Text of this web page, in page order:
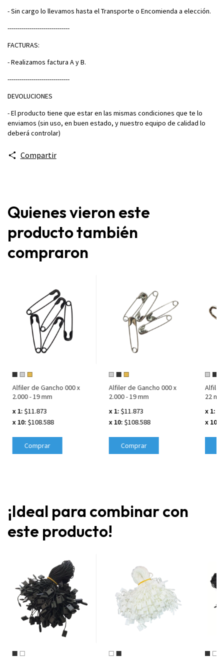
- Sin cargo lo llevamos hasta el Transporte o Encomienda a elección.
-------------------------------
FACTURAS:
- Realizamos factura A y B.
-------------------------------
DEVOLUCIONES
- El producto tiene que estar en las mismas condiciones que te lo
enviamos (sin uso, en buen estado, y nuestro equipo de calidad lo
deberá controlar)
Compartir
Quienes vieron este
producto también
compraron
Alfiler de Gancho 000 x
2.000 - 19 mm
x 1: $11.873
x 10: $108.588
Comprar
Alfiler de Gancho 000 x
2.000 - 19 mm
x 1:$11.873
x 10:$108.588
Comprar
Alfiler
22 mm
x 1:
x 10:
¡Ideal para combinar con
este producto!